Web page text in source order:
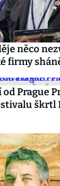
něco
firmy
Prague
škrtl